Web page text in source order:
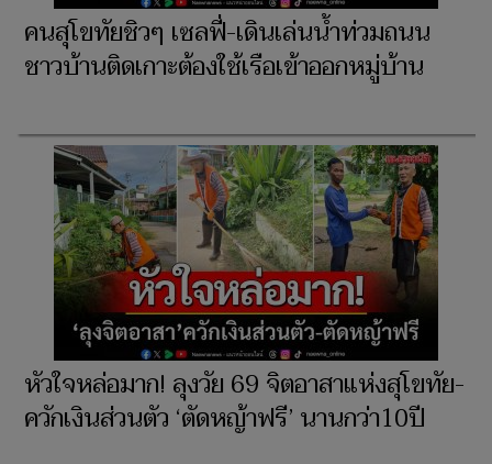
คนสุโขทัยชิวๆ เซลฟี่-เดินเล่นน้ำท่วมถนน
ชาวบ้านติดเกาะต้องใช้เรือเข้าออกหมู่บ้าน
หัวใจหล่อมาก! ลุงวัย 69 จิตอาสาแห่งสุโขทัย-
ควักเงินส่วนตัว ‘ตัดหญ้าฟรี’ นานกว่า10ปี